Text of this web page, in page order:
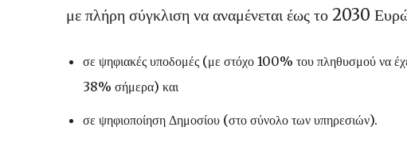
με πλήρη σύγκλιση να αναμένεται έως το 2030
σε ψηφιακές υποδομές (με στόχο 100% του πληθυσμού να
38% σήμερα) και
σε ψηφιοποίηση Δημοσίου (στο σύνολο των υπηρεσιών).